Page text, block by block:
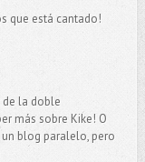
que está cantado!
de la doble
más sobre Kike! O
blog paralelo, pero